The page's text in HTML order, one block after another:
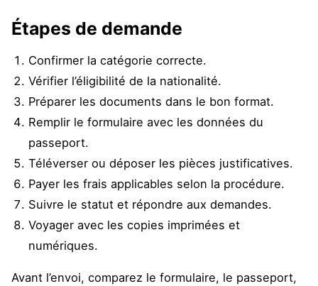
Étapes de demande
Confirmer la catégorie correcte.
Vérifier l’éligibilité de la nationalité.
Préparer les documents dans le bon format.
Remplir le formulaire avec les données du
passeport.
Téléverser ou déposer les pièces justificatives.
Payer les frais applicables selon la procédure.
Suivre le statut et répondre aux demandes.
Voyager avec les copies imprimées et
numériques.
Avant l’envoi, comparez le formulaire, le passeport,